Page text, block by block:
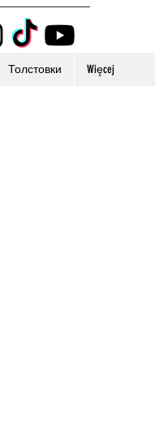
Толстовки Więcej